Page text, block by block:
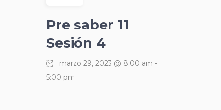
Pre saber 11
Sesión 4
marzo 29, 2023 @ 8:00 am -
5:00 pm